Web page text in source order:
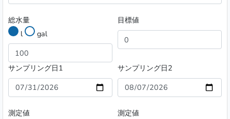
総水量
l
gal
目標値
サンプリング日1 サンプリング日2
測定値 測定値